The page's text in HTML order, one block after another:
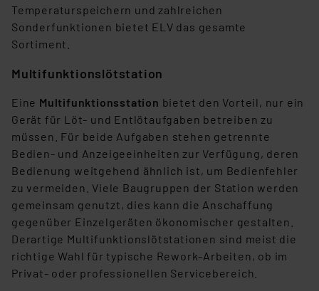
Temperaturspeichern und zahlreichen
Sonderfunktionen bietet ELV das gesamte
Sortiment.
Multifunktionslötstation
Eine Multifunktionsstation bietet den Vorteil, nur ein
Gerät für Löt- und Entlötaufgaben betreiben zu
müssen. Für beide Aufgaben stehen getrennte
Bedien- und Anzeigeeinheiten zur Verfügung, deren
Bedienung weitgehend ähnlich ist, um Bedienfehler
zu vermeiden. Viele Baugruppen der Station werden
gemeinsam genutzt, dies kann die Anschaffung
gegenüber Einzelgeräten ökonomischer gestalten.
Derartige Multifunktionslötstationen sind meist die
richtige Wahl für typische Rework-Arbeiten, ob im
Privat- oder professionellen Servicebereich.